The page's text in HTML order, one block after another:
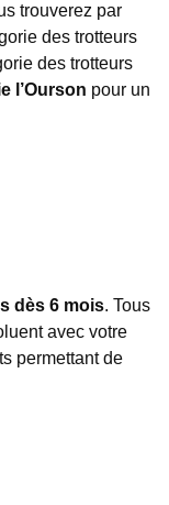
trouverez par
des trotteurs
des trotteurs
l’Ourson pour un
dès 6 mois. Tous
avec votre
permettant de